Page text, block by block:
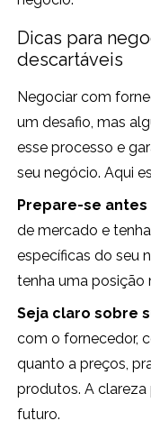
Dicas para
descartáveis
Negociar com
um desafio, mas
esse processo e
seu negócio. Aqui
Prepare-se
de mercado e
específicas do seu
tenha uma posição
Seja claro sobre
com o fornecedor,
quanto a preços,
produtos. A
futuro.